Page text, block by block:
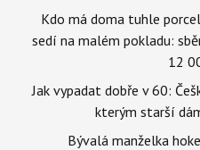
Kdo má doma tuhle
sedí na malém pokladu:
12
Jak vypadat dobře v 60:
kterým starší
Bývalá manželka